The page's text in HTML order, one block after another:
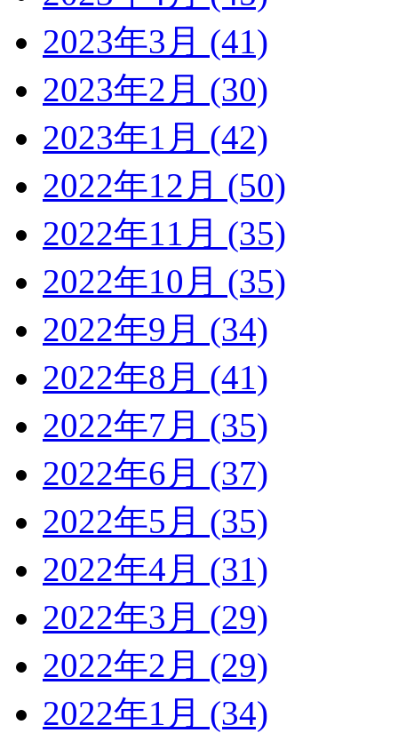
2023年3月 (41)
2023年2月 (30)
2023年1月 (42)
2022年12月 (50)
2022年11月 (35)
2022年10月 (35)
2022年9月 (34)
2022年8月 (41)
2022年7月 (35)
2022年6月 (37)
2022年5月 (35)
2022年4月 (31)
2022年3月 (29)
2022年2月 (29)
2022年1月 (34)